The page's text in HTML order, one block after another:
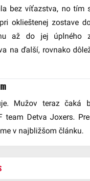
bez víťazstva, no tím
oklieštenej zostave
až do jej úplného
na ďalší, rovnako
Mužov teraz čaká
team Detva Joxers.
v najbližšom článku.